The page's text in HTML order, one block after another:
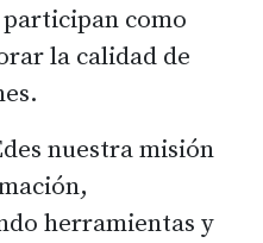
como
la calidad de
nuestra misión
herramientas y